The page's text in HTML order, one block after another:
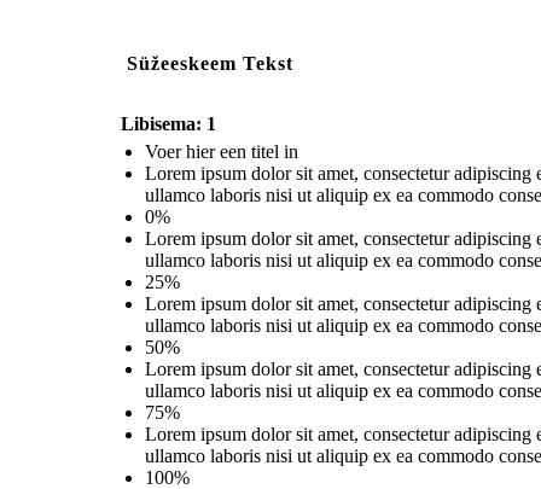
Süžeeskeem Tekst
Libisema: 1
Voer hier een titel in
Lorem ipsum dolor sit amet, consectetur
ullamco laboris nisi ut aliquip ex ea commodo
0%
Lorem ipsum dolor sit amet, consectetur
ullamco laboris nisi ut aliquip ex ea commodo
25%
Lorem ipsum dolor sit amet, consectetur
ullamco laboris nisi ut aliquip ex ea commodo
50%
Lorem ipsum dolor sit amet, consectetur
ullamco laboris nisi ut aliquip ex ea commodo
75%
Lorem ipsum dolor sit amet, consectetur
ullamco laboris nisi ut aliquip ex ea commodo
100%